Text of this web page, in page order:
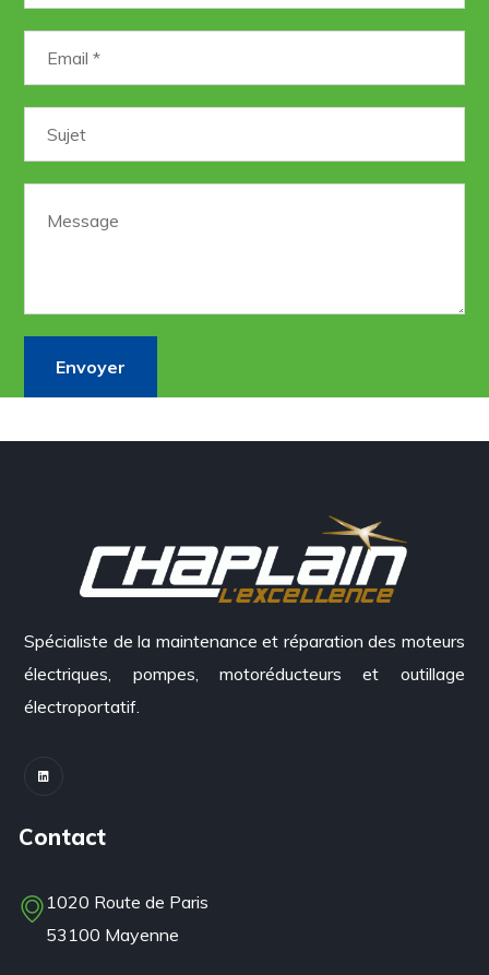
Spécialiste de la maintenance et réparation des moteurs
électriques, pompes, motoréducteurs et outillage
électroportatif.
Contact
1020 Route de Paris
53100 Mayenne